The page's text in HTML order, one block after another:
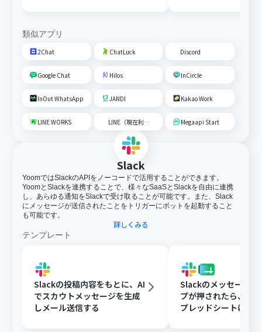
類似アプリ
2Chat ChatLuck Discord
Google Chat Hilos InCircle
InOut WhatsApp JANDI Kakao Work
LINE WORKS LINE（現在利用不可） Megaapi Start
Slack
YoomではSlackのAPIをノーコードで活用することができます。
YoomとSlackを連携することで、様々なSaaSとSlackを自由に連携
し、あらゆる通知をSlackで受け取ることが可能です。また、Slack
にメッセージが送信されたことをトリガーにボットを起動すること
も可能です。
詳しくみる
テンプレート
Slackの投稿内容をもとに、AI
でスカウトメッセージを生成
しメール送信する
Slackのメッセージに
プが押されたら、
プレッドシートにメ